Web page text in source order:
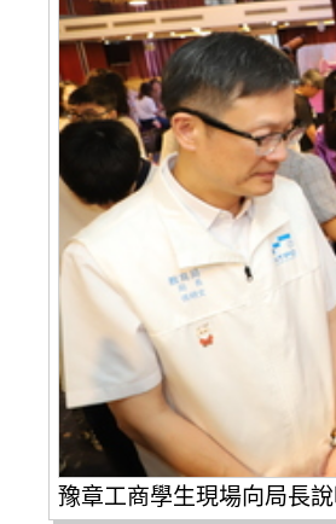
豫章工商學生現場向局長